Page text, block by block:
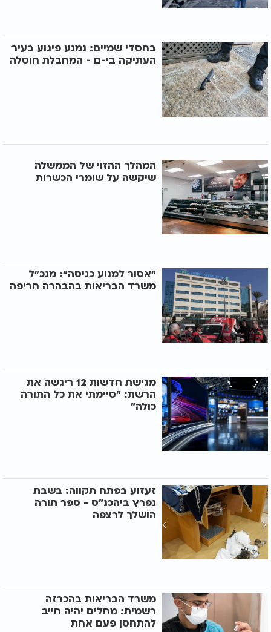
בחסדי שמיים: נמנע פיגוע בעיר
העתיקה בי-ם - המחבלת חוסלה
המהלך ההזוי של הממשלה
שיקשה על שומרי הכשרות
"אסור למנוע כניסה": מנכ"ל
משרד הבריאות בהבהרה חריפה
מגישת חדשות 12 ריגשה את
הרשת: "סיימתי את כל התורה
כולה"
זעזוע בפתח תקווה: בשבת
נפרץ ביהכנ"ס - ספר תורה
הושלך לרצפה
משרד הבריאות בהכרזה
רשמית: מחלים יהיה חייב
להתחסן פעם אחת